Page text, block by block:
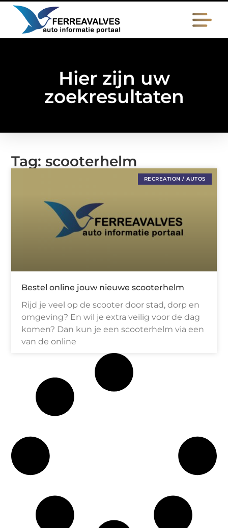
Hier zijn uw
zoekresultaten
Tag: scooterhelm
RECREATION / AUTOS
Bestel online jouw nieuwe scooterhelm
Rijd je veel op de scooter door stad, dorp en
omgeving? En wil je extra veilig voor de dag
komen? Dan kun je een scooterhelm via een
van de online